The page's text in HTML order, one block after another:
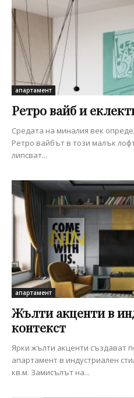
апартамент
Ретро вайб и
Средата на миналия век
Ретро вайбът в този малък
липсват...
апартамент
Жълти акценти в
контекст
Ярки жълти акценти създават
апартамент в индустриален
кв.м. Замисълът на...